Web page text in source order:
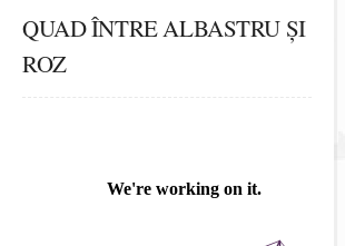
QUAD ÎNTRE ALBASTRU ȘI
ROZ